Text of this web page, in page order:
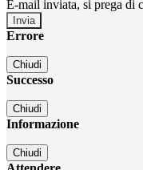
E-mail inviata, si prega di
Errore
Chiudi
Successo
Chiudi
Informazione
Chiudi